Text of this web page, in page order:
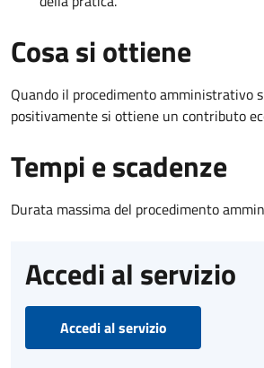
Cosa si ottiene
Quando il procedimento amministrativo
positivamente si ottiene un contributo
Tempi e scadenze
Durata massima del procedimento
Accedi al servizio
Accedi al servizio